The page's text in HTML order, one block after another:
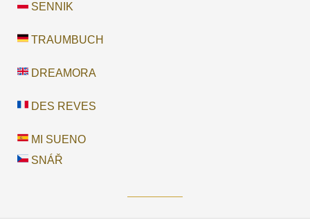
SENNIK
TRAUMBUCH
DREAMORA
DES REVES
MI SUENO
SNÁŘ